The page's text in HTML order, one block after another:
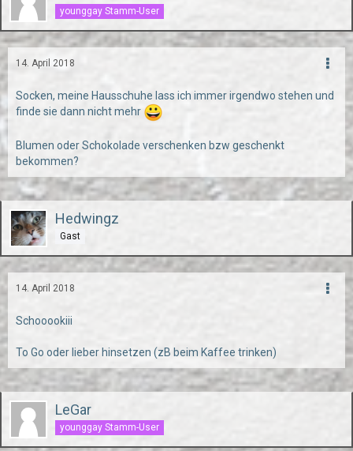
younggay Stamm-User
14. April 2018
Socken, meine Hausschuhe lass ich immer irgendwo stehen und
finde sie dann nicht mehr
Blumen oder Schokolade verschenken bzw geschenkt
bekommen?
Hedwingz
Gast
14. April 2018
Schooookiii
To Go oder lieber hinsetzen (zB beim Kaffee trinken)
LeGar
younggay Stamm-User